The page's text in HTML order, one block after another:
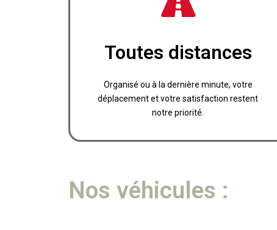
Toutes distances
Organisé ou à la dernière minute, votre
déplacement et votre satisfaction restent
notre priorité.
Disponible 7/7
boissons offertes pendant votre trajet.
Réserver
Nos véhicules :